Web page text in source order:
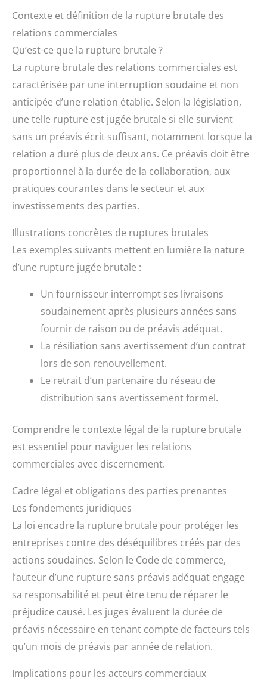
Contexte et définition de la rupture brutale des
relations commerciales
Qu’est-ce que la rupture brutale ?
La rupture brutale des relations commerciales est
caractérisée par une interruption soudaine et non
anticipée d’une relation établie. Selon la législation,
une telle rupture est jugée brutale si elle survient
sans un préavis écrit suffisant, notamment lorsque la
relation a duré plus de deux ans. Ce préavis doit être
proportionnel à la durée de la collaboration, aux
pratiques courantes dans le secteur et aux
investissements des parties.
Illustrations concrètes de ruptures brutales
Les exemples suivants mettent en lumière la nature
d’une rupture jugée brutale :
Un fournisseur interrompt ses livraisons
soudainement après plusieurs années sans
fournir de raison ou de préavis adéquat.
La résiliation sans avertissement d’un contrat
lors de son renouvellement.
Le retrait d’un partenaire du réseau de
distribution sans avertissement formel.
Comprendre le contexte légal de la rupture brutale
est essentiel pour naviguer les relations
commerciales avec discernement.
Cadre légal et obligations des parties prenantes
Les fondements juridiques
La loi encadre la rupture brutale pour protéger les
entreprises contre des déséquilibres créés par des
actions soudaines. Selon le Code de commerce,
l’auteur d’une rupture sans préavis adéquat engage
sa responsabilité et peut être tenu de réparer le
préjudice causé. Les juges évaluent la durée de
préavis nécessaire en tenant compte de facteurs tels
qu’un mois de préavis par année de relation.
Implications pour les acteurs commerciaux